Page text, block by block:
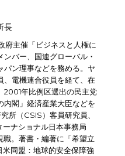
長
府主催「ビジネスと人権に
バー、国連グローバル・
パン理事などを務める。ヤ
、電機連合役員を経て、在
2001年比例区選出の民主党
内閣」経済産業大臣などを
所（CSIS）客員研究員、
ーナショナル日本事務局
。著書・編著に「希望立
米同盟：地球的安全保障強